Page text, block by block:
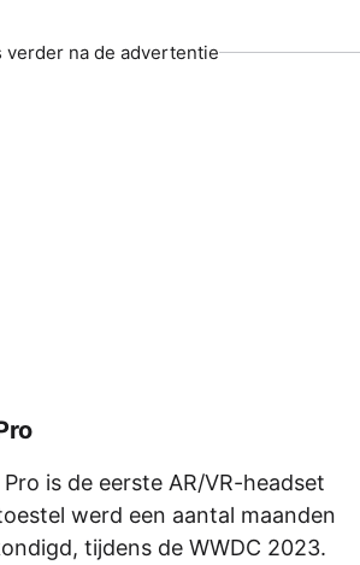
verder na de advertentie
is de eerste AR/VR-headset
werd een aantal maanden
tijdens de WWDC 2023.